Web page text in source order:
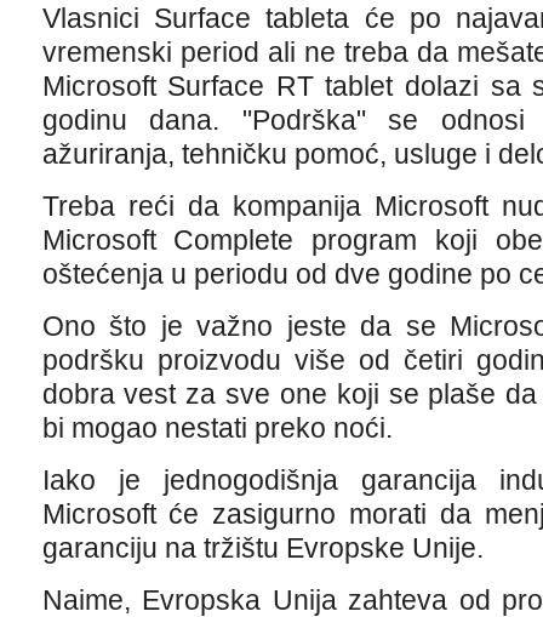
Vlasnici Surface tableta će po
vremenski period ali ne treba da
Microsoft Surface RT tablet dolazi sa
godinu dana. "Podrška" se
ažuriranja, tehničku pomoć, usluge i
Treba reći da kompanija Microsoft
Microsoft Complete program koji
oštećenja u periodu od dve godine po
Ono što je važno jeste da se
podršku proizvodu više od četiri
dobra vest za sve one koji se plaše
bi mogao nestati preko noći.
Iako je jednogodišnja garancija
Microsoft će zasigurno morati da
garanciju na tržištu Evropske Unije.
Naime, Evropska Unija zahteva od